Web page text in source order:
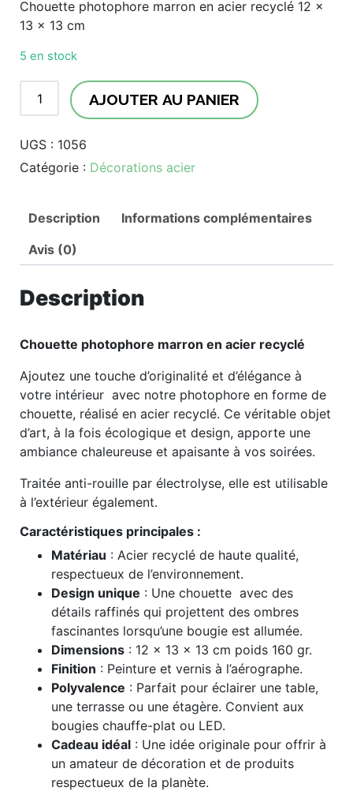
Chouette photophore marron en acier recyclé 12 x
13 x 13 cm
5 en stock
AJOUTER AU PANIER
UGS : 1056
Catégorie : Décorations acier
Description
Informations complémentaires
Avis (0)
Description
Chouette photophore marron en acier recyclé
Ajoutez une touche d’originalité et d’élégance à
votre intérieur avec notre photophore en forme de
chouette, réalisé en acier recyclé. Ce véritable objet
d’art, à la fois écologique et design, apporte une
ambiance chaleureuse et apaisante à vos soirées.
Traitée anti-rouille par électrolyse, elle est utilisable
à l’extérieur également.
Caractéristiques principales :
Matériau : Acier recyclé de haute qualité,
respectueux de l’environnement.
Design unique : Une chouette avec des
détails raffinés qui projettent des ombres
fascinantes lorsqu’une bougie est allumée.
Dimensions : 12 x 13 x 13 cm poids 160 gr.
Finition : Peinture et vernis à l’aérographe.
Polyvalence : Parfait pour éclairer une table,
une terrasse ou une étagère. Convient aux
bougies chauffe-plat ou LED.
Cadeau idéal : Une idée originale pour offrir à
un amateur de décoration et de produits
respectueux de la planète.